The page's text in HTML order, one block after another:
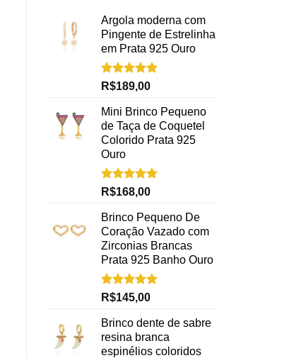
Argola moderna com
Pingente de Estrelinha
em Prata 925 Ouro
Avaliação
5.00
de 5
R$189,00
Mini Brinco Pequeno
de Taça de Coquetel
Colorido Prata 925
Ouro
Avaliação
5.00
de 5
R$168,00
Brinco Pequeno De
Coração Vazado com
Zirconias Brancas
Prata 925 Banho Ouro
Avaliação
5.00
de 5
R$145,00
Brinco dente de sabre
resina branca
espinélios coloridos